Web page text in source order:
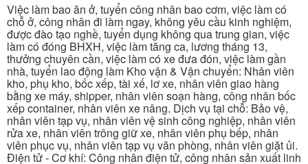
Việc làm bao ăn ở, tuyển công nhân bao cơm, việc làm có
chỗ ở, công nhân đi làm ngay, không yêu cầu kinh nghiệm,
được đào tạo nghề, tuyển dụng không qua trung gian, việc
làm có đóng BHXH, việc làm tăng ca, lương tháng 13,
thưởng chuyên cần, việc làm có xe đưa đón, việc làm gần
nhà, tuyển lao động làm Kho vận & Vận chuyển: Nhân viên
kho, phụ kho, bốc xếp, tài xế, lơ xe, nhân viên giao hàng
bằng xe máy, shipper, nhân viên soạn hàng, công nhân bốc
xếp container, nhân viên xe nâng. Dịch vụ tại chỗ: Bảo vệ,
nhân viên tạp vụ, nhân viên vệ sinh công nghiệp, nhân viên
rửa xe, nhân viên trông giữ xe, nhân viên phụ bếp, nhân
viên phục vụ, nhân viên tạp vụ văn phòng, nhân viên giặt ủi.
Điện tử - Cơ khí: Công nhân điện tử, công nhân sản xuất linh